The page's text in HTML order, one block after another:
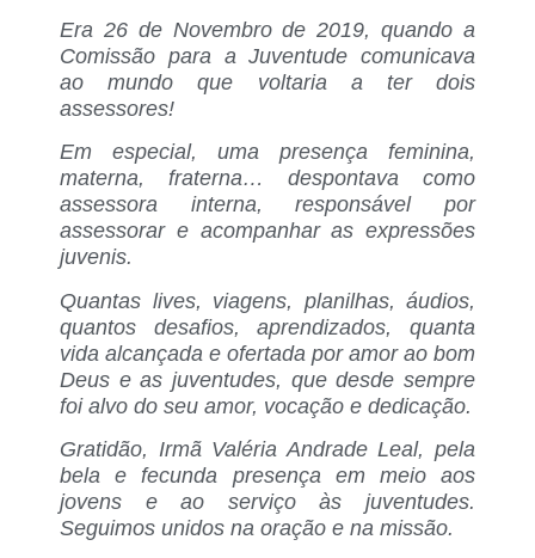
Era 26 de Novembro de 2019, quando a
Comissão para a Juventude comunicava
ao mundo que voltaria a ter dois
assessores!
Em especial, uma presença feminina,
materna, fraterna… despontava como
assessora interna, responsável por
assessorar e acompanhar as expressões
juvenis.
Quantas lives, viagens, planilhas, áudios,
quantos desafios, aprendizados, quanta
vida alcançada e ofertada por amor ao bom
Deus e as juventudes, que desde sempre
foi alvo do seu amor, vocação e dedicação.
Gratidão, Irmã Valéria Andrade Leal, pela
bela e fecunda presença em meio aos
jovens e ao serviço às juventudes.
Seguimos unidos na oração e na missão.